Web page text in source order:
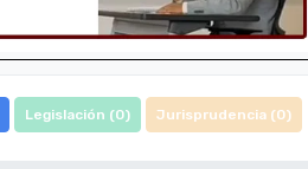
Legislación (0) Jurisprudencia (0)